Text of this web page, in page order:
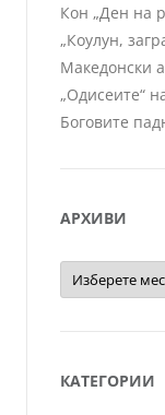
Кон „Ден на
„Коулун,
Македонски
„Одисеите“
Боговите
АРХИВИ
Архиви
КАТЕГОРИИ